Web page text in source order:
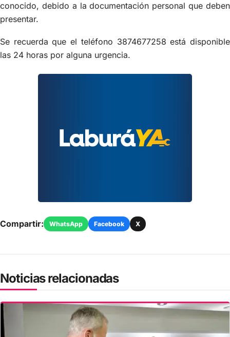
conocido, debido a la documentación personal que deben
presentar.
Se recuerda que el teléfono 3874677258 está disponible
las 24 horas por alguna urgencia.
Compartir: WhatsApp Facebook X
Noticias relacionadas